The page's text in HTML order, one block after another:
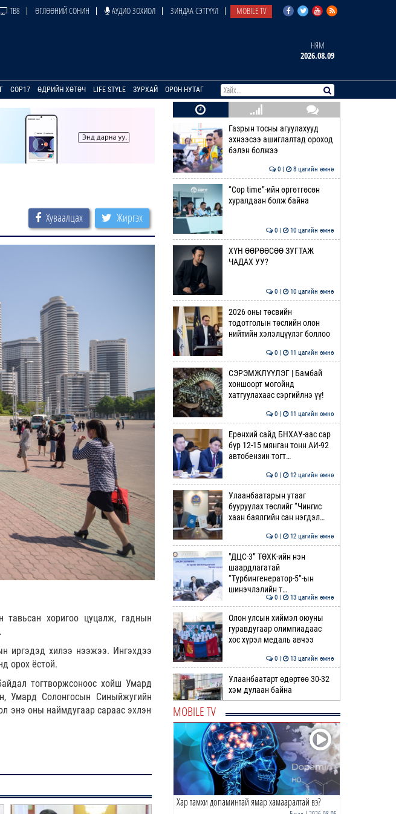
ТВ8 ӨГЛӨӨНИЙ СОНИН АУДИО ЗОХИОЛ ЗИНДАА СЭТГҮҮЛ MOBILE TV
НЯМ
2026.08.09
COP17 ӨДРИЙН ХӨТӨЧ LIFE STYLE ЗУРХАЙ ОРОН НУТАГ
Хуваалцах Жиргэх
тавьсан хоригоо цуцалж, гаднын
иргэдэд хилээ нээжээ. Ингэхдээ
орох ёстой.
тогтворжсоноос хойш Умард
Умард Солонгосын Синыйжугийн
энэ оны наймдугаар сараас эхлэн
Газрын тосны агуулахууд
эхнээсээ ашиглалтад ороход
бэлэн болжээ
0 | 8 цагийн өмнө
“Cop time”-ийн өргөтгөсөн
хуралдаан болж байна
0 | 10 цагийн өмнө
ХҮН ӨӨРӨӨСӨӨ ЗУГТАЖ
ЧАДАХ УУ?
0 | 10 цагийн өмнө
2026 оны төсвийн
тодотголын төслийн олон
нийтийн хэлэлцүүлэг боллоо
0 | 11 цагийн өмнө
СЭРЭМЖЛҮҮЛЭГ | Бамбай
хоншоорт могойнд
хатгуулахаас сэргийлнэ үү!
0 | 11 цагийн өмнө
Ерөнхий сайд БНХАУ-аас сар
бүр 12-15 мянган тонн АИ-92
автобензин тогт…
0 | 12 цагийн өмнө
Улаанбаатарын утааг
бууруулах төслийг “Чингис
хаан баялгийн сан нэгдэл…
0 | 12 цагийн өмнө
"ДЦС-3” ТӨХК-ийн нэн
шаардлагатай
“Турбингенератор-5”-ын
шинэчлэлийн т…
0 | 13 цагийн өмнө
Олон улсын хиймэл оюуны
гуравдугаар олимпиадаас
хос хүрэл медаль авчээ
0 | 13 цагийн өмнө
Улаанбаатарт өдөртөө 30-32
хэм дулаан байна
ДОРНЫН ЗУРХАЙ | Морь,
нохой жилтнээ аливаа үйлийг
хийхэд эерэг сайн
0 | 14 цагийн өмнө
ӨГЛӨӨНИЙ МЭНД!
MOBILE TV
Хар тамхи допаминтай ямар хамааралтай вэ?